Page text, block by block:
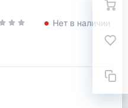
Нет в наличии